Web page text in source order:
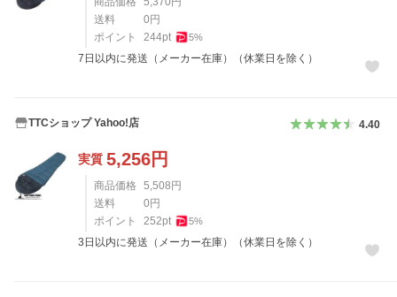
送料
0円
ポイント
244pt 5%
7日以内に発送（メーカー在庫）（休業日を除く）
TTCショップ Yahoo!店 4.40
実質 5,256円
商品価格 5,508円
送料
0円
ポイント
252pt 5%
3日以内に発送（メーカー在庫）（休業日を除く）